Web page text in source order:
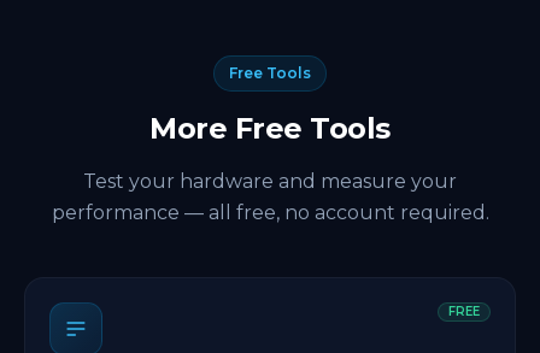
Free Tools
More Free Tools
Test your hardware and measure your
performance — all free, no account required.
FREE